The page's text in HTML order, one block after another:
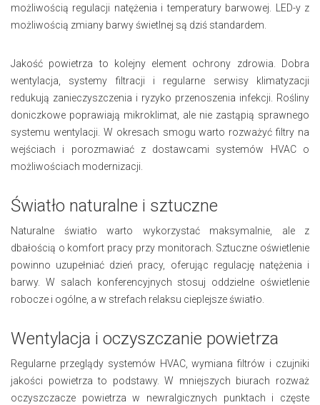
możliwością regulacji natężenia i temperatury barwowej. LED-y z
możliwością zmiany barwy świetlnej są dziś standardem.
Jakość powietrza to kolejny element ochrony zdrowia. Dobra
wentylacja, systemy filtracji i regularne serwisy klimatyzacji
redukują zanieczyszczenia i ryzyko przenoszenia infekcji. Rośliny
doniczkowe poprawiają mikroklimat, ale nie zastąpią sprawnego
systemu wentylacji. W okresach smogu warto rozważyć filtry na
wejściach i porozmawiać z dostawcami systemów HVAC o
możliwościach modernizacji.
Światło naturalne i sztuczne
Naturalne światło warto wykorzystać maksymalnie, ale z
dbałością o komfort pracy przy monitorach. Sztuczne oświetlenie
powinno uzupełniać dzień pracy, oferując regulację natężenia i
barwy. W salach konferencyjnych stosuj oddzielne oświetlenie
robocze i ogólne, a w strefach relaksu cieplejsze światło.
Wentylacja i oczyszczanie powietrza
Regularne przeglądy systemów HVAC, wymiana filtrów i czujniki
jakości powietrza to podstawy. W mniejszych biurach rozważ
oczyszczacze powietrza w newralgicznych punktach i częste